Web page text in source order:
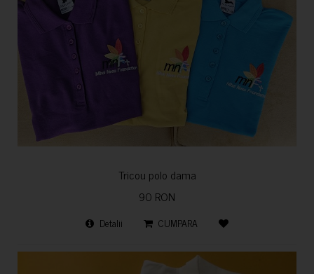
Tricou polo dama
90 RON
Detalii CUMPARA